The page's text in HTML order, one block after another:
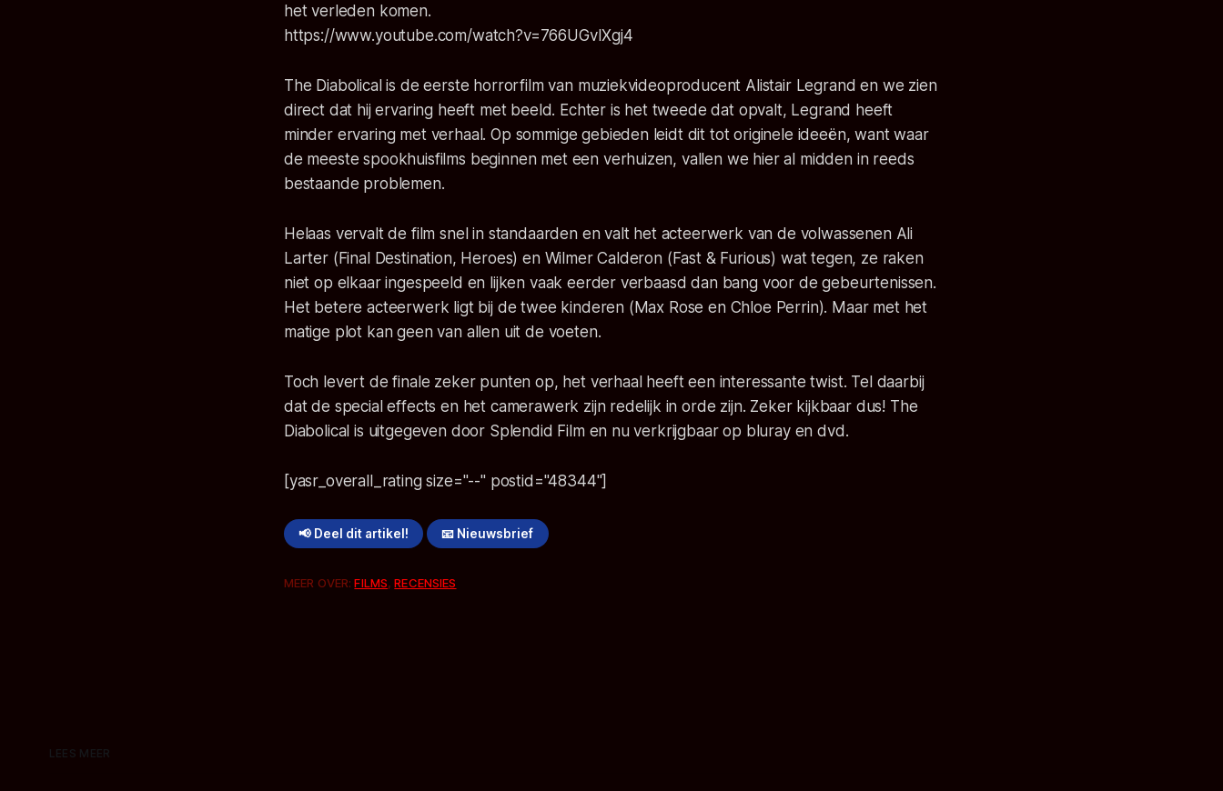
het verleden komen.
https://www.youtube.com/watch?v=766UGvIXgj4
The Diabolical is de eerste horrorfilm van muziekvideoproducent Alistair Legrand en we zien
direct dat hij ervaring heeft met beeld. Echter is het tweede dat opvalt, Legrand heeft
minder ervaring met verhaal. Op sommige gebieden leidt dit tot originele ideeën, want waar
de meeste spookhuisfilms beginnen met een verhuizen, vallen we hier al midden in reeds
bestaande problemen.
Helaas vervalt de film snel in standaarden en valt het acteerwerk van de volwassenen Ali
Larter (Final Destination, Heroes) en Wilmer Calderon (Fast & Furious) wat tegen, ze raken
niet op elkaar ingespeeld en lijken vaak eerder verbaasd dan bang voor de gebeurtenissen.
Het betere acteerwerk ligt bij de twee kinderen (Max Rose en Chloe Perrin). Maar met het
matige plot kan geen van allen uit de voeten.
Toch levert de finale zeker punten op, het verhaal heeft een interessante twist. Tel daarbij
dat de special effects en het camerawerk zijn redelijk in orde zijn. Zeker kijkbaar dus! The
Diabolical is uitgegeven door Splendid Film en nu verkrijgbaar op bluray en dvd.
[yasr_overall_rating size="--" postid="48344"]
📢 Deel dit artikel! 📧 Nieuwsbrief
MEER OVER:FILMS,RECENSIES
LEES MEER